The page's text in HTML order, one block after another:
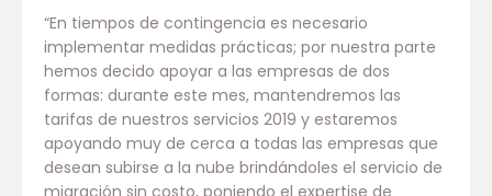
“En tiempos de contingencia es necesario
implementar medidas prácticas; por nuestra parte
hemos decido apoyar a las empresas de dos
formas: durante este mes, mantendremos las
tarifas de nuestros servicios 2019 y estaremos
apoyando muy de cerca a todas las empresas que
desean subirse a la nube brindándoles el servicio de